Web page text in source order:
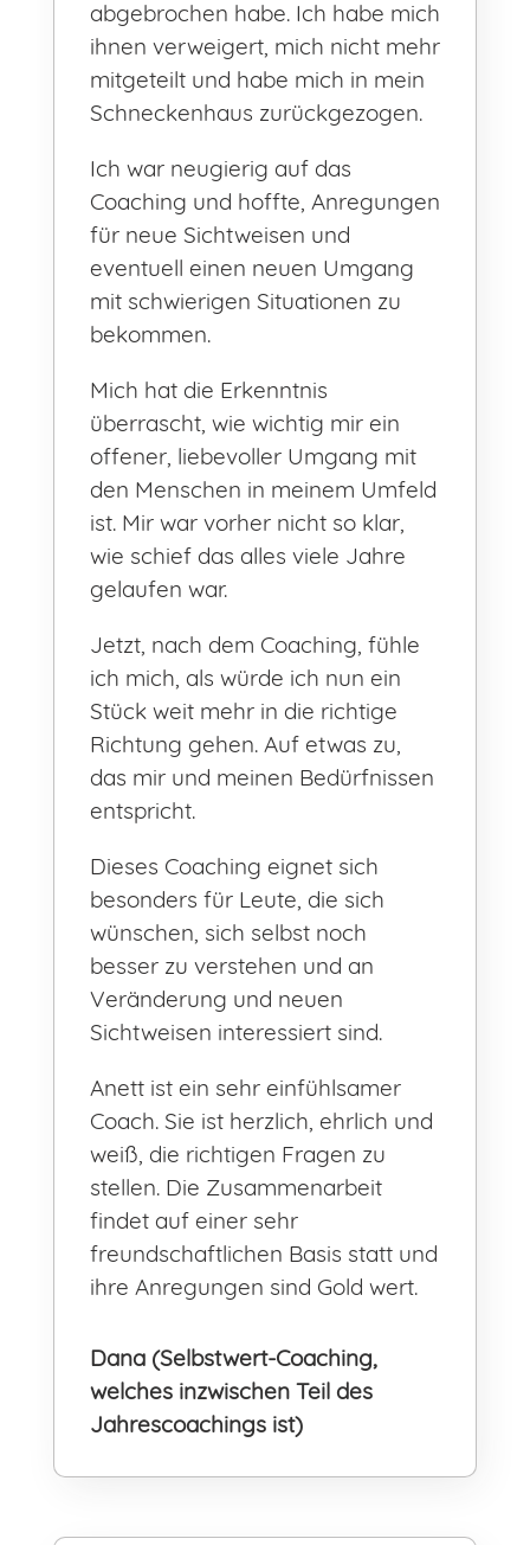
abgebrochen habe. Ich habe mich
ihnen verweigert, mich nicht mehr
mitgeteilt und habe mich in mein
Schneckenhaus zurückgezogen.
Ich war neugierig auf das
Coaching und hoffte, Anregungen
für neue Sichtweisen und
eventuell einen neuen Umgang
mit schwierigen Situationen zu
bekommen.
Mich hat die Erkenntnis
überrascht, wie wichtig mir ein
offener, liebevoller Umgang mit
den Menschen in meinem Umfeld
ist. Mir war vorher nicht so klar,
wie schief das alles viele Jahre
gelaufen war.
Jetzt, nach dem Coaching, fühle
ich mich, als würde ich nun ein
Stück weit mehr in die richtige
Richtung gehen. Auf etwas zu,
das mir und meinen Bedürfnissen
entspricht.
Dieses Coaching eignet sich
besonders für Leute, die sich
wünschen, sich selbst noch
besser zu verstehen und an
Veränderung und neuen
Sichtweisen interessiert sind.
Anett ist ein sehr einfühlsamer
Coach. Sie ist herzlich, ehrlich und
weiß, die richtigen Fragen zu
stellen. Die Zusammenarbeit
findet auf einer sehr
freundschaftlichen Basis statt und
ihre Anregungen sind Gold wert.
Dana (Selbstwert-Coaching,
welches inzwischen Teil des
Jahrescoachings ist)